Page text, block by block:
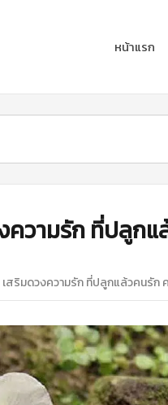
หน้าแรก
ความรัก ที่ปลูก
เสริมดวงความรัก ที่ปลูกแล้วคนรัก